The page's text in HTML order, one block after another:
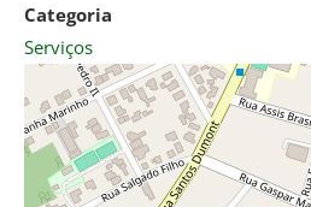
Categoria
Serviços